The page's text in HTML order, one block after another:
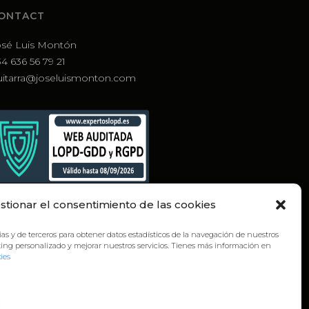
el consentimiento de las cookies
y de terceros para obtener datos estadísticos de la navegación de nuestros
personalizado y mejorar nuestros servicios. Tienes más información en
Luis Montón
636 56 79 21